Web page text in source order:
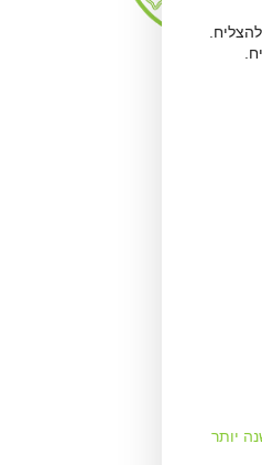
יותר